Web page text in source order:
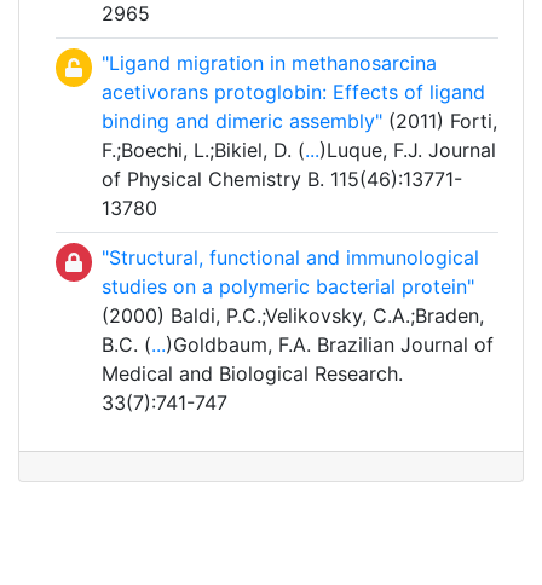
2965
"Ligand migration in methanosarcina
acetivorans protoglobin: Effects of ligand
binding and dimeric assembly" (2011) Forti,
F.;Boechi, L.;Bikiel, D. (...)Luque, F.J. Journal
of Physical Chemistry B. 115(46):13771-
13780
"Structural, functional and immunological
studies on a polymeric bacterial protein"
(2000) Baldi, P.C.;Velikovsky, C.A.;Braden,
B.C. (...)Goldbaum, F.A. Brazilian Journal of
Medical and Biological Research.
33(7):741-747